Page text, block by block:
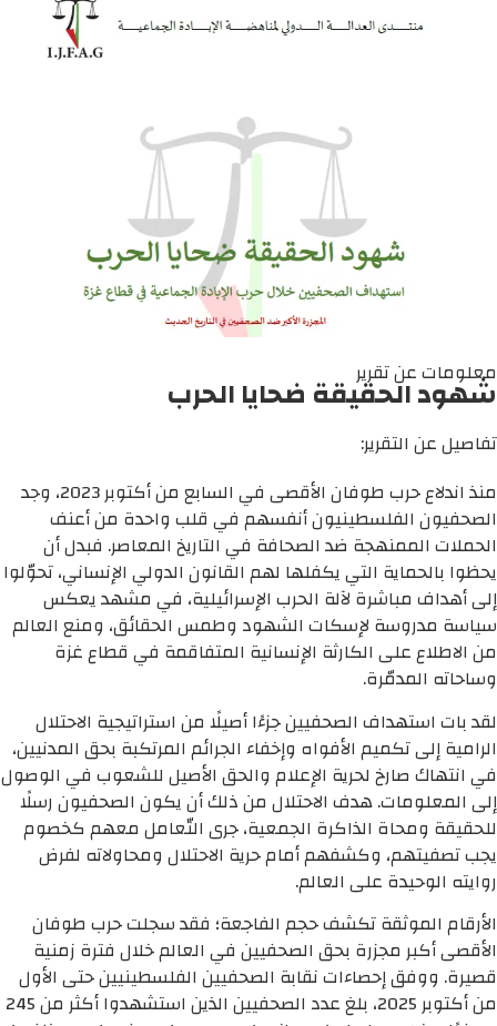
معلومات عن تقرير
شهود الحقيقة ضحايا الحرب
تفاصيل عن التقرير:
منذ اندلاع حرب طوفان الأقصى في السابع من أكتوبر 2023، وجد
الصحفيون الفلسطينيون أنفسهم في قلب واحدة من أعنف
الحملات الممنهجة ضد الصحافة في التاريخ المعاصر. فبدل أن
يحظوا بالحماية التي يكفلها لهم القانون الدولي الإنساني، تحوّلوا
إلى أهداف مباشرة لآلة الحرب الإسرائيلية، في مشهد يعكس
سياسة مدروسة لإسكات الشهود وطمس الحقائق، ومنع العالم
من الاطلاع على الكارثة الإنسانية المتفاقمة في قطاع غزة
وساحاته المدمّرة.
لقد بات استهداف الصحفيين جزءًا أصيلًا من استراتيجية الاحتلال
الرامية إلى تكميم الأفواه وإخفاء الجرائم المرتكبة بحق المدنيين،
في انتهاك صارخ لحرية الإعلام والحق الأصيل للشعوب في الوصول
إلى المعلومات. هدف الاحتلال من ذلك أن يكون الصحفيون رسلًا
للحقيقة ومحاة الذاكرة الجمعية، جرى التّعامل معهم كخصوم
يجب تصفيتهم، وكشفهم أمام حرية الاحتلال ومحاولاته لفرض
روايته الوحيدة على العالم.
الأرقام الموثقة تكشف حجم الفاجعة؛ فقد سجلت حرب طوفان
الأقصى أكبر مجزرة بحق الصحفيين في العالم خلال فترة زمنية
قصيرة. ووفق إحصاءات نقابة الصحفيين الفلسطينيين حتى الأول
من أكتوبر 2025، بلغ عدد الصحفيين الذين استشهدوا أكثر من 245